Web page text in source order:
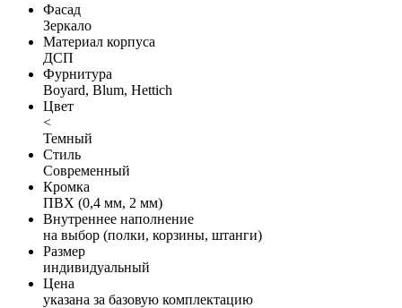
Фасад
Зеркало
Материал корпуса
ДСП
Фурнитура
Boyard, Blum, Hettich
Цвет
<
Темный
Стиль
Современный
Кромка
ПВХ (0,4 мм, 2 мм)
Внутреннее наполнение
на выбор (полки, корзины, штанги)
Размер
индивидуальный
Цена
указана за базовую комплектацию